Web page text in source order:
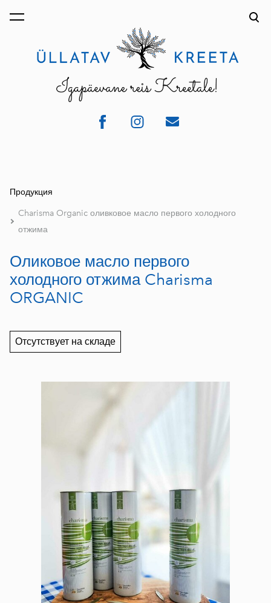
был добавлен в
Продукция
Charisma Organic оливковое масло первого холодного
отжима
Оликовое масло первого
холодного отжима Charisma
ORGANIC
Отсутствует на складе